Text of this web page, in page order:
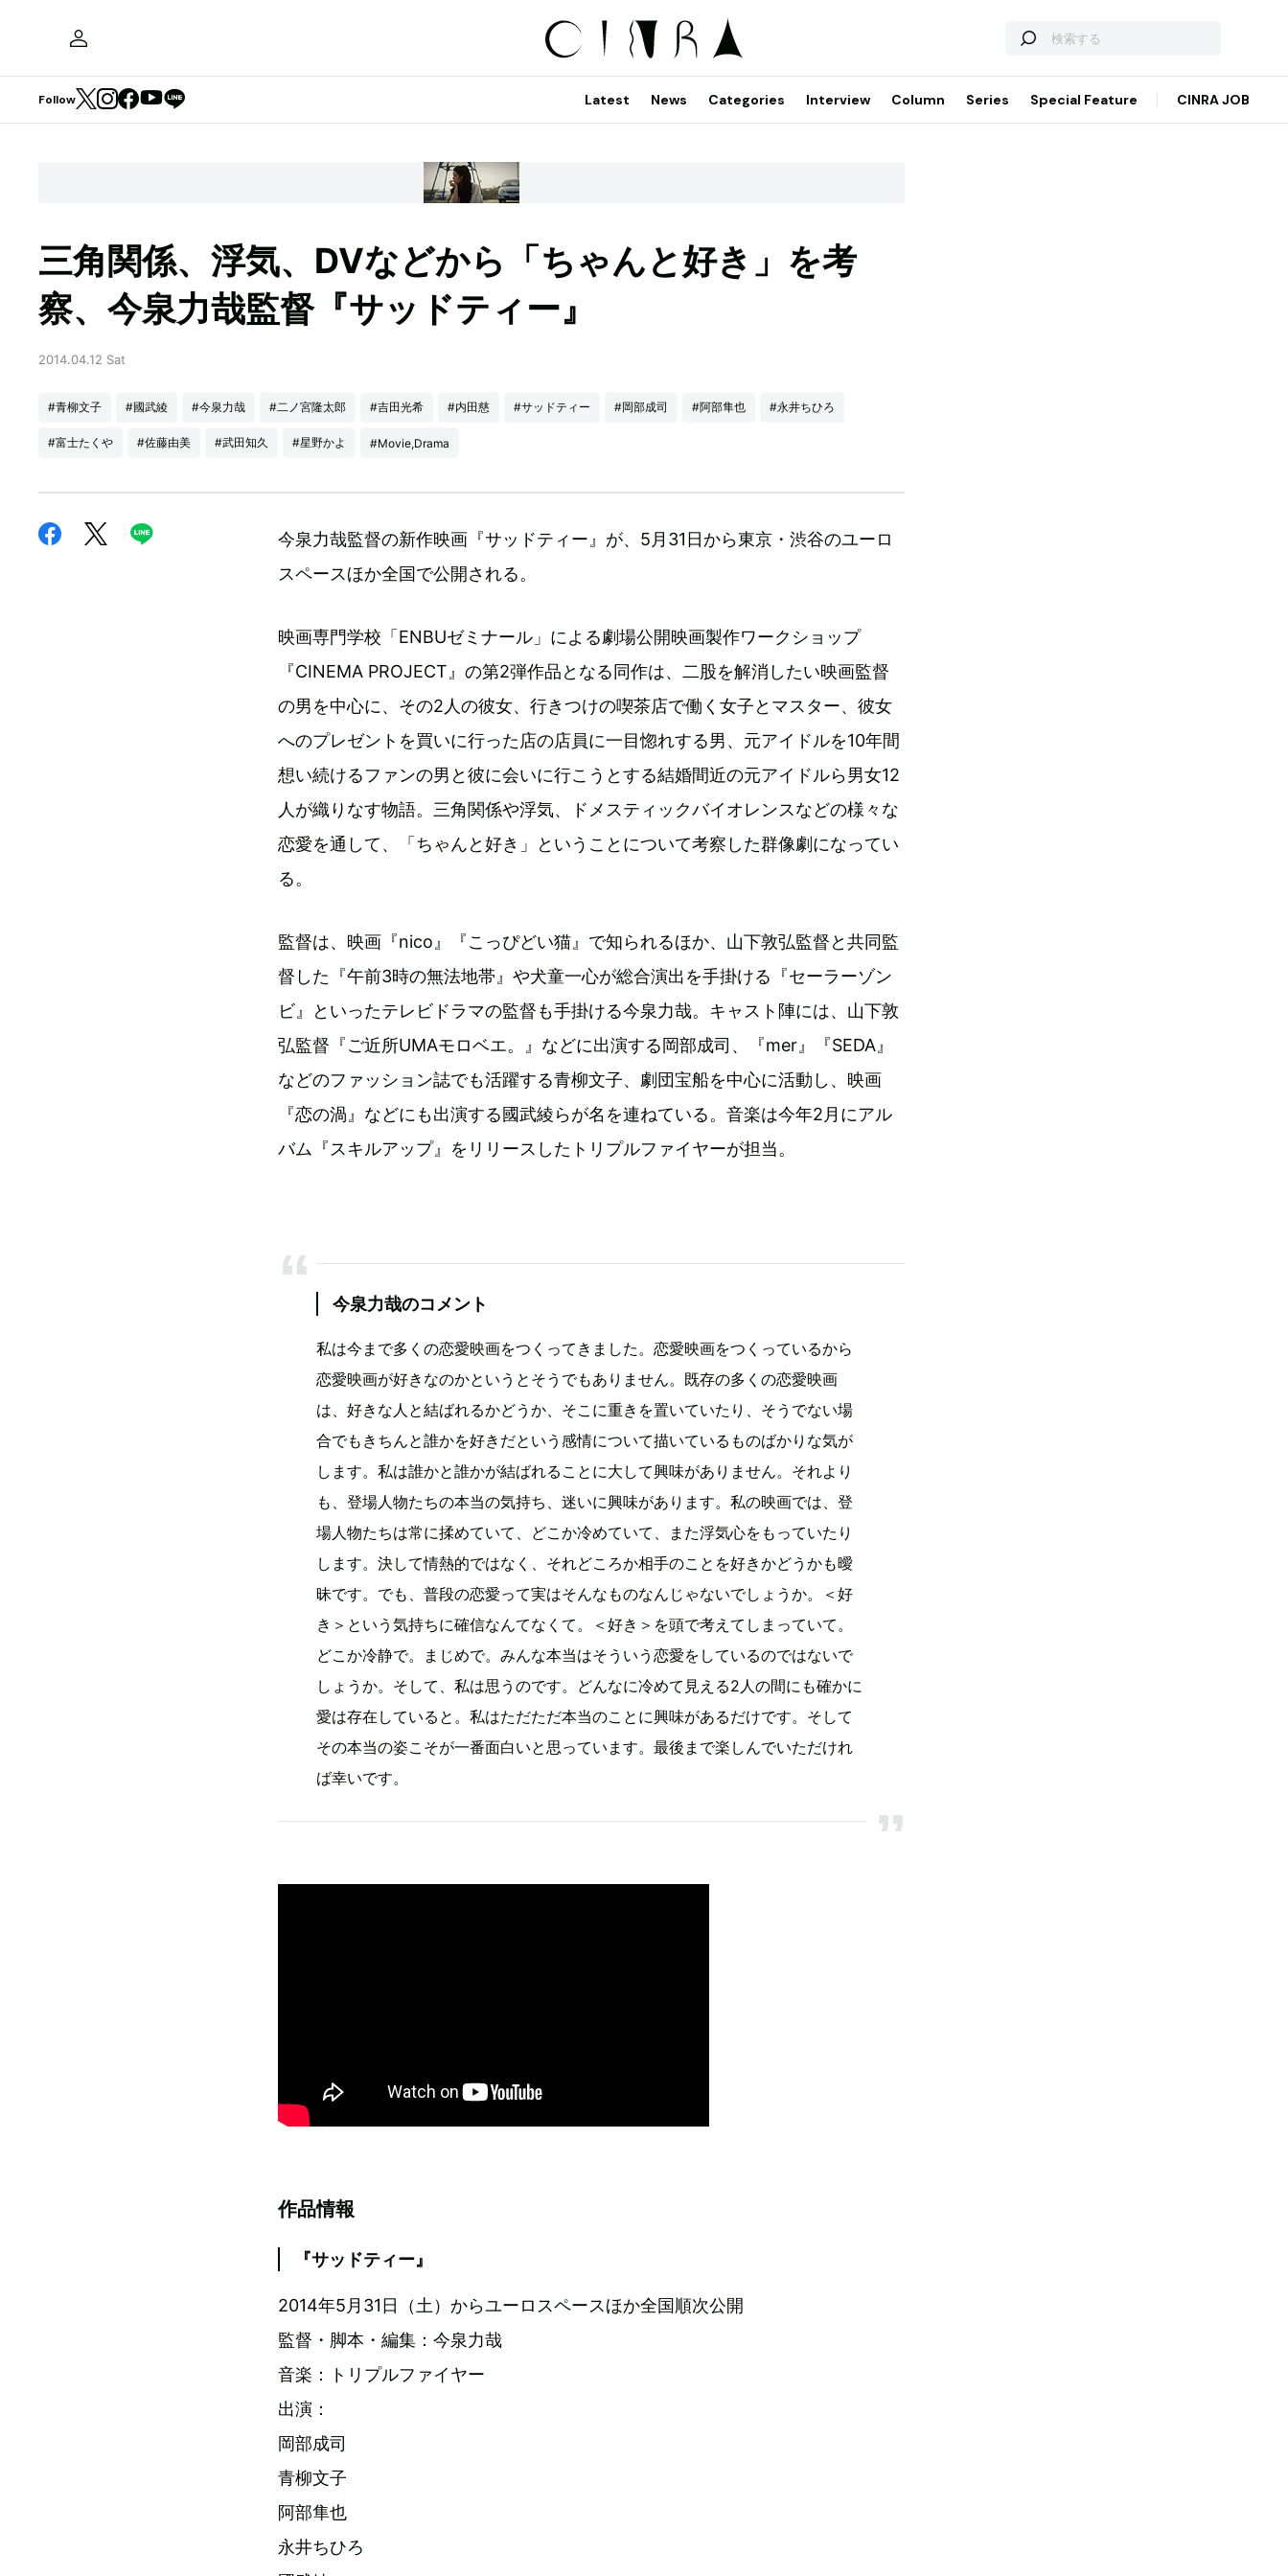
Follow Latest News Categories Interview Column Series Special Feature CINRA JOB
三角関係、浮気、DVなどから「ちゃんと好き」を考
察、今泉力哉監督『サッドティー』
2014.04.12 Sat
#青柳文子 #國武綾 #今泉力哉 #二ノ宮隆太郎 #吉田光希 #内田慈 #サッドティー #岡部成司 #阿部隼也 #永井ちひろ
#富士たくや #佐藤由美 #武田知久 #星野かよ #Movie,Drama
今泉力哉監督の新作映画『サッドティー』が、5月31日から東京・渋谷のユーロ
スペースほか全国で公開される。
映画専門学校「ENBUゼミナール」による劇場公開映画製作ワークショップ
『CINEMA PROJECT』の第2弾作品となる同作は、二股を解消したい映画監督
の男を中心に、その2人の彼女、行きつけの喫茶店で働く女子とマスター、彼女
へのプレゼントを買いに行った店の店員に一目惚れする男、元アイドルを10年間
想い続けるファンの男と彼に会いに行こうとする結婚間近の元アイドルら男女12
人が織りなす物語。三角関係や浮気、ドメスティックバイオレンスなどの様々な
恋愛を通して、「ちゃんと好き」ということについて考察した群像劇になってい
る。
監督は、映画『nico』『こっぴどい猫』で知られるほか、山下敦弘監督と共同監
督した『午前3時の無法地帯』や犬童一心が総合演出を手掛ける『セーラーゾン
ビ』といったテレビドラマの監督も手掛ける今泉力哉。キャスト陣には、山下敦
弘監督『ご近所UMAモロベエ。』などに出演する岡部成司、『mer』『SEDA』
などのファッション誌でも活躍する青柳文子、劇団宝船を中心に活動し、映画
『恋の渦』などにも出演する國武綾らが名を連ねている。音楽は今年2月にアル
バム『スキルアップ』をリリースしたトリプルファイヤーが担当。
今泉力哉のコメント
私は今まで多くの恋愛映画をつくってきました。恋愛映画をつくっているから
恋愛映画が好きなのかというとそうでもありません。既存の多くの恋愛映画
は、好きな人と結ばれるかどうか、そこに重きを置いていたり、そうでない場
合でもきちんと誰かを好きだという感情について描いているものばかりな気が
します。私は誰かと誰かが結ばれることに大して興味がありません。それより
も、登場人物たちの本当の気持ち、迷いに興味があります。私の映画では、登
場人物たちは常に揉めていて、どこか冷めていて、また浮気心をもっていたり
します。決して情熱的ではなく、それどころか相手のことを好きかどうかも曖
昧です。でも、普段の恋愛って実はそんなものなんじゃないでしょうか。＜好
き＞という気持ちに確信なんてなくて。＜好き＞を頭で考えてしまっていて。
どこか冷静で。まじめで。みんな本当はそういう恋愛をしているのではないで
しょうか。そして、私は思うのです。どんなに冷めて見える2人の間にも確かに
愛は存在していると。私はただただ本当のことに興味があるだけです。そして
その本当の姿こそが一番面白いと思っています。最後まで楽しんでいただけれ
ば幸いです。
作品情報
『サッドティー』
2014年5月31日（土）からユーロスペースほか全国順次公開
監督・脚本・編集：今泉力哉
音楽：トリプルファイヤー
出演：
岡部成司
青柳文子
阿部隼也
永井ちひろ